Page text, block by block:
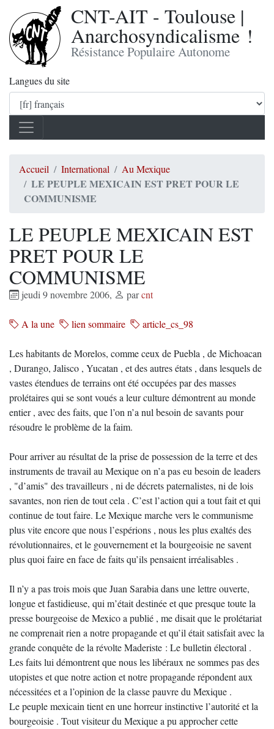
CNT-AIT - Toulouse |
Anarchosyndicalisme !
Résistance Populaire Autonome
Langues du site
Accueil International Au Mexique
LE PEUPLE MEXICAIN EST PRET POUR LE
COMMUNISME
LE PEUPLE MEXICAIN EST
PRET POUR LE
COMMUNISME
jeudi 9 novembre 2006, parcnt
A la une lien sommaire article_cs_98
Les habitants de Morelos, comme ceux de Puebla , de Michoacan
, Durango, Jalisco , Yucatan , et des autres états , dans lesquels de
vastes étendues de terrains ont été occupées par des masses
prolétaires qui se sont voués a leur culture démontrent au monde
entier , avec des faits, que l’on n’a nul besoin de savants pour
résoudre le problème de la faim.
Pour arriver au résultat de la prise de possession de la terre et des
instruments de travail au Mexique on n’a pas eu besoin de leaders
, "d’amis" des travailleurs , ni de décrets paternalistes, ni de lois
savantes, non rien de tout cela . C’est l’action qui a tout fait et qui
continue de tout faire. Le Mexique marche vers le communisme
plus vite encore que nous l’espérions , nous les plus exaltés des
révolutionnaires, et le gouvernement et la bourgeoisie ne savent
plus quoi faire en face de faits qu’ils pensaient irréalisables .
Il n’y a pas trois mois que Juan Sarabia dans une lettre ouverte,
longue et fastidieuse, qui m’était destinée et que presque toute la
presse bourgeoise de Mexico a publié , me disait que le prolétariat
ne comprenait rien a notre propagande et qu’il était satisfait avec la
grande conquête de la révolte Maderiste : Le bulletin électoral .
Les faits lui démontrent que nous les libéraux ne sommes pas des
utopistes et que notre action et notre propagande répondent aux
nécessitées et a l’opinion de la classe pauvre du Mexique .
Le peuple mexicain tient en une horreur instinctive l’autorité et la
bourgeoisie . Tout visiteur du Mexique a pu approcher cette